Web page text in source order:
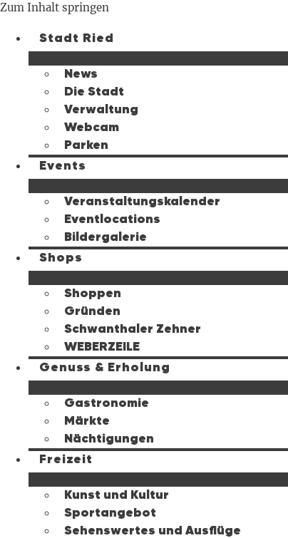
Zum Inhalt springen
Stadt Ried
News
Die Stadt
Verwaltung
Webcam
Parken
Events
Veranstaltungskalender
Eventlocations
Bildergalerie
Shops
Shoppen
Gründen
Schwanthaler Zehner
WEBERZEILE
Genuss & Erholung
Gastronomie
Märkte
Nächtigungen
Freizeit
Kunst und Kultur
Sportangebot
Sehenswertes und Ausflüge